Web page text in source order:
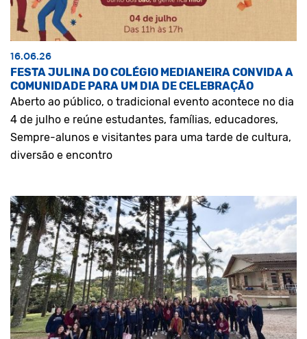
16.06.26
FESTA JULINA DO COLÉGIO MEDIANEIRA CONVIDA A
COMUNIDADE PARA UM DIA DE CELEBRAÇÃO
Aberto ao público, o tradicional evento acontece no dia
4 de julho e reúne estudantes, famílias, educadores,
Sempre-alunos e visitantes para uma tarde de cultura,
diversão e encontro